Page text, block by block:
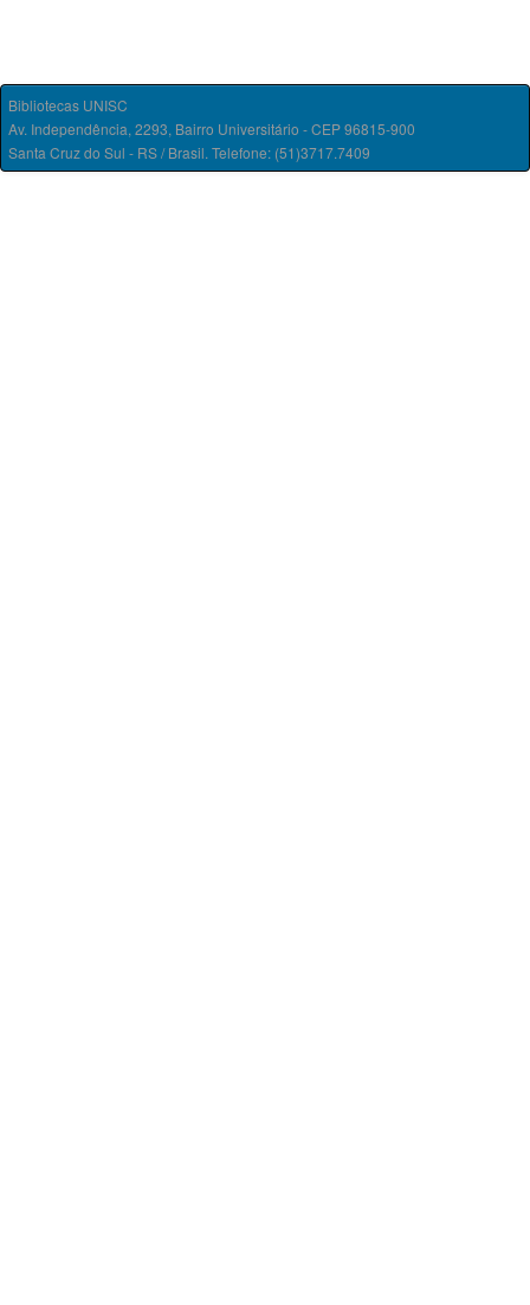
Bibliotecas UNISC
Av. Independência, 2293, Bairro Universitário - CEP 96815-900
Santa Cruz do Sul - RS / Brasil. Telefone: (51)3717.7409